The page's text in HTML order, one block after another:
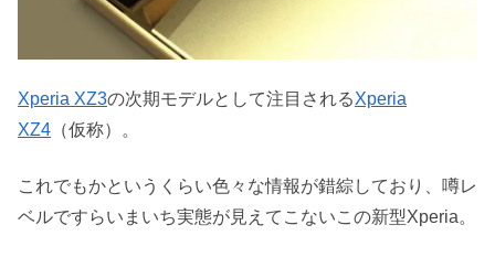
Xperia XZ3の次期モデルとして注目されるXperia
XZ4 （仮称）。
これでもかというくらい色々な情報が錯綜しており、噂レ
ベルですらいまいち実態が見えてこないこの新型Xperia。